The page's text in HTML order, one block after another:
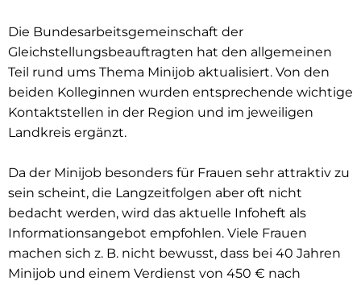
drin!
Die Bundesarbeitsgemeinschaft der
Gleichstellungsbeauftragten hat den allgemeinen
Teil rund ums Thema Minijob aktualisiert. Von den
beiden Kolleginnen wurden entsprechende wichtige
Kontaktstellen in der Region und im jeweiligen
Landkreis ergänzt.
Da der Minijob besonders für Frauen sehr attraktiv zu
sein scheint, die Langzeitfolgen aber oft nicht
bedacht werden, wird das aktuelle Infoheft als
Informationsangebot empfohlen. Viele Frauen
machen sich z. B. nicht bewusst, dass bei 40 Jahren
Minijob und einem Verdienst von 450 € nach